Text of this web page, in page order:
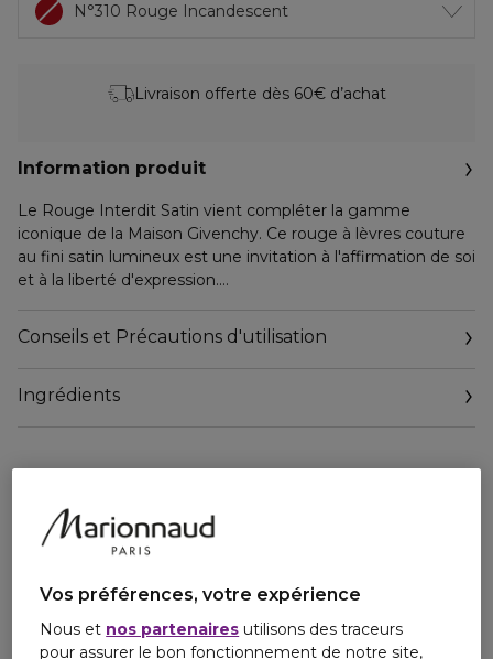
N°310 Rouge Incandescent
Livraison offerte dès 60€ d’achat
Information produit
Le Rouge Interdit Satin vient compléter la gamme
iconique de la Maison Givenchy. Ce rouge à lèvres couture
au fini satin lumineux est une invitation à l'affirmation de soi
et à la liberté d'expression.
Revêtu d'un fourreau de cuir estampé de l'emblématique
4G, il garantit 24h* d'hydratation et 6h** de couleur intense
Rouge Interdit Satin hydrate les lèvres en offrant un éclat
repulpant, tandis que le beurre de karité nourrit
intensément les lèvres. Enfin, le complexe de nacres
blanches assure un éclat tout au long de la journée.
TEINTES
Ce rouge à lèvres hydratant se décline en 9 teintes
intensément lumineuses. Inspirées des pièces
Conseils et Précautions d'utilisation
Ingrédients
Vos préférences, votre expérience
Nous et nos partenaires utilisons des traceurs
pour assurer le bon fonctionnement de notre site,